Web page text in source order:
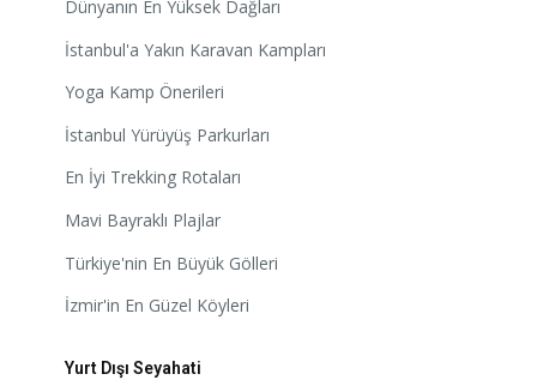
Dünyanın En Yüksek Dağları
İstanbul'a Yakın Karavan Kampları
Yoga Kamp Önerileri
İstanbul Yürüyüş Parkurları
En İyi Trekking Rotaları
Mavi Bayraklı Plajlar
Türkiye'nin En Büyük Gölleri
İzmir'in En Güzel Köyleri
Yurt Dışı Seyahati